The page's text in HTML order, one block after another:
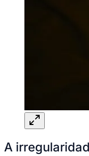
Anuncie no Portal
Verificar Empresa
Publicidade Legal
A